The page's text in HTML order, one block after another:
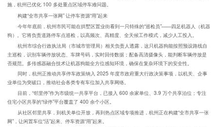
施，杭州已优化 100 多处重点区域停车难问题。
构建“全市共享一张网” 让停车资源“用”起来
今年年底前，杭州市民可能在拱墅区置业街看到一只特殊的“巡检员”——四足机器人（机器
狗）。它将负责道路停车点巡检，以高频次、高精度、全天候工作模式，减少人工投入。
杭州市综合行政执法局（市城市管理局）相关负责人透露，这只机器狗能按照预设路线自
主巡检，识别车辆停放状态、车牌号码，实时回传数据；配备高清摄像头，能判断车辆停放是
否规范。多传感器融合技术让机器狗能全方位感知环境，确保在复杂环境下的安全性。
同时，杭州正推动共享停车政策纳入 2025 年度市政府重大行政决策事项，以机关、企事
业单位为突破口，推动社会各类专有车位加入共享网络。
目前，“邻里停”作为市级统一共享平台，已接入 600 余家单位、3.9 万个共享泊位；专注
住宅小区共享的“绿停”平台覆盖了 400 余个小区。
从社区邻里共享，到机关单位开放，再到热点区域专项推进，杭州正在构建“全市共享一张
网”，让闲置车位“活”起来、停车资源“用”起来。